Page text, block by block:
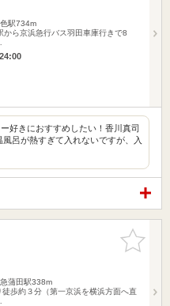
駅734m
から京浜急行バス羽田車庫行きで8
好きにおすすめしたい！香川真司
呂が熱すぎて入れないですが、入
お気に入
りに追加
蒲田駅338m
歩約３分（第一京浜を横浜方面へ直